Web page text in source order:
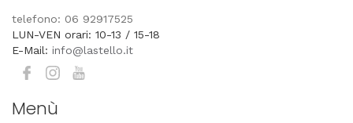
telefono: 06 92917525
LUN-VEN orari: 10-13 / 15-18
E-Mail: info@lastello.it
Menù